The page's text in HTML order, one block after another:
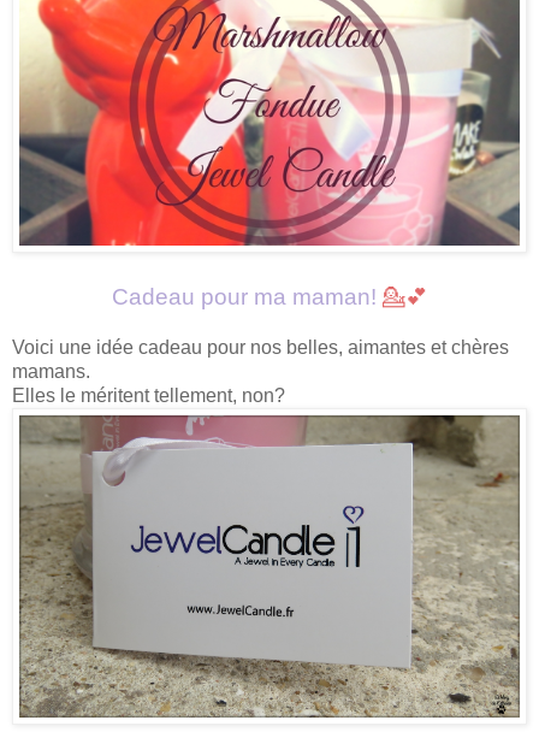
Cadeau pour ma maman! 💁💕
Voici une idée cadeau pour nos belles, aimantes et chères
mamans.
Elles le méritent tellement, non?